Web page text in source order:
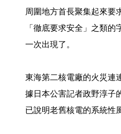
周圍地方首長聚集起來要
「徹底要求安全」之類
一次出現了。
東海第二核電廠的火災連
據日本公害記者政野淳子
已說明老舊核電的系統性